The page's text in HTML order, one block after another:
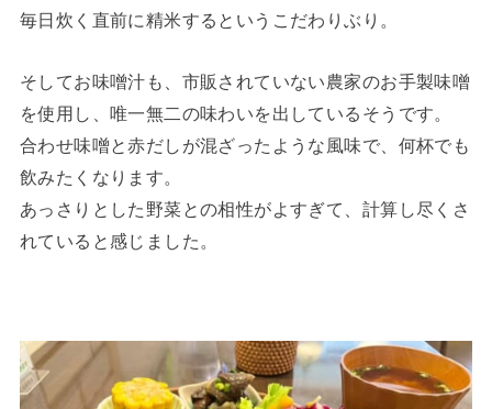
毎日炊く直前に精米するというこだわりぶり。
そしてお味噌汁も、市販されていない農家のお手製味噌
を使用し、唯一無二の味わいを出しているそうです。
合わせ味噌と赤だしが混ざったような風味で、何杯でも
飲みたくなります。
あっさりとした野菜との相性がよすぎて、計算し尽くさ
れていると感じました。